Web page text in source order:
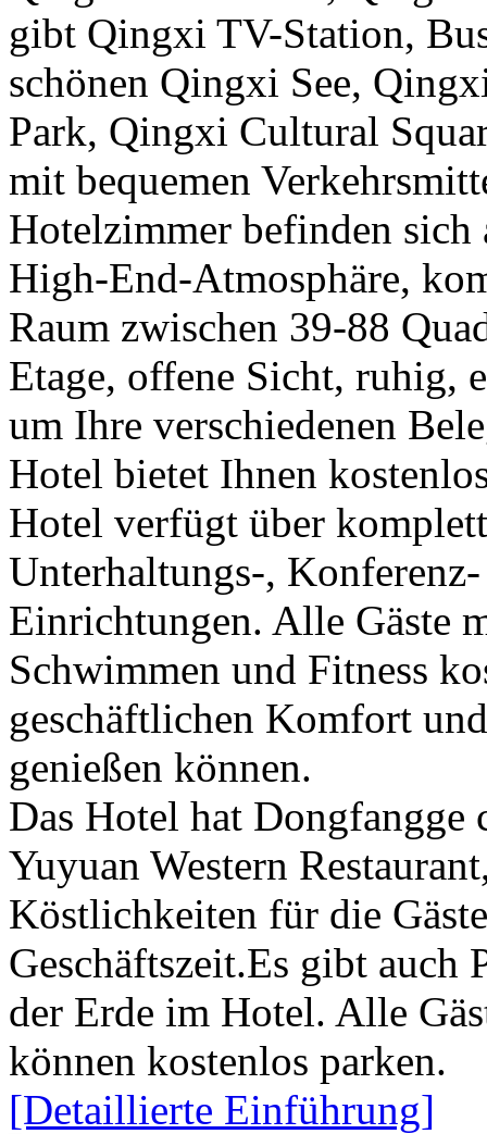
gibt Qingxi TV-Station,
schönen Qingxi See,
Park, Qingxi Cultural
mit bequemen
Hotelzimmer befinden sich
High-End-Atmosphäre,
Raum zwischen 39-88
Etage, offene Sicht, ruhig,
um Ihre verschiedenen
Hotel bietet Ihnen
Hotel verfügt über
Unterhaltungs-,
Einrichtungen. Alle Gäste
Schwimmen und Fitness
geschäftlichen Komfort
genießen können.
Das Hotel hat Dongfangge
Yuyuan Western
Köstlichkeiten für die
Geschäftszeit.Es gibt auch
der Erde im Hotel. Alle
können kostenlos parken.
[Detaillierte Einführung]